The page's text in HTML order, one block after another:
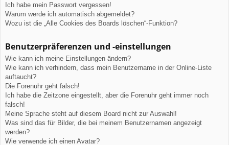
Ich habe mein Passwort vergessen!
Warum werde ich automatisch abgemeldet?
Wozu ist die „Alle Cookies des Boards löschen“-Funktion?
Benutzerpräferenzen und -einstellungen
Wie kann ich meine Einstellungen ändern?
Wie kann ich verhindern, dass mein Benutzername in der Online-Liste
auftaucht?
Die Forenuhr geht falsch!
Ich habe die Zeitzone eingestellt, aber die Forenuhr geht immer noch
falsch!
Meine Sprache steht auf diesem Board nicht zur Auswahl!
Was sind das für Bilder, die bei meinem Benutzernamen angezeigt
werden?
Wie verwende ich einen Avatar?